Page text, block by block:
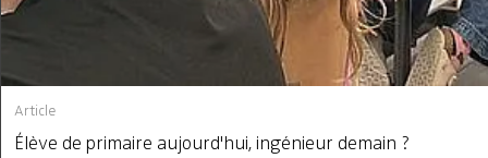
Article
Élève de primaire aujourd'hui, ingénieur demain ?